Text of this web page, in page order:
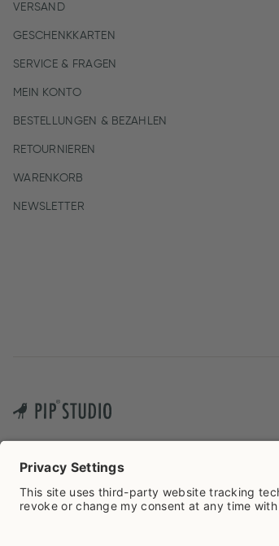
VERSAND
GESCHENKKARTEN
SERVICE & FRAGEN
MEIN KONTO
BESTELLUNGEN & BEZAHLEN
RETOURNIEREN
WARENKORB
NEWSLETTER